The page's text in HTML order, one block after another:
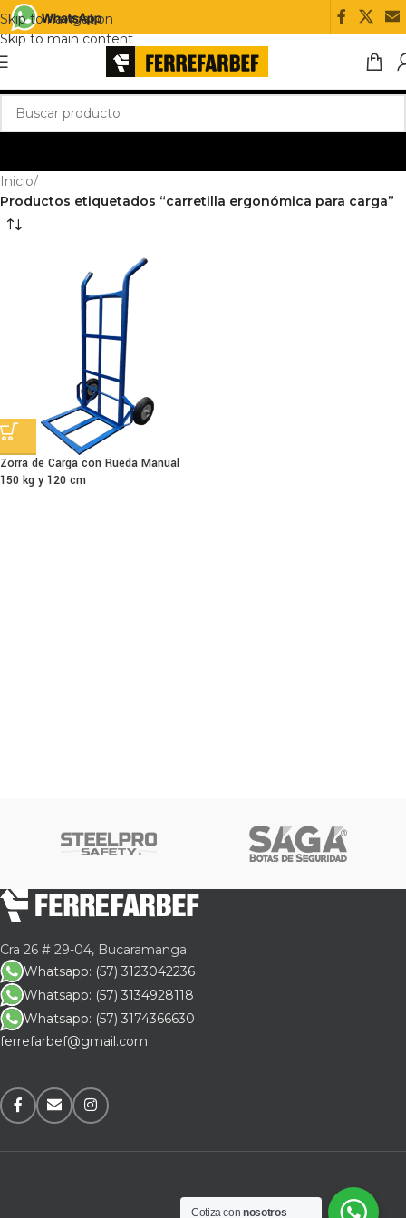
Skip to navigation
Skip to main content
Inicio/
Productos etiquetados “carretilla ergonómica para carga”
Zorra de Carga con Rueda Manual
150 kg y 120 cm
Cra 26 # 29-04, Bucaramanga
Whatsapp: (57) 3123042236
Whatsapp: (57) 3134928118
Whatsapp: (57) 3174366630
ferrefarbef@gmail.com
Cotiza connosotros